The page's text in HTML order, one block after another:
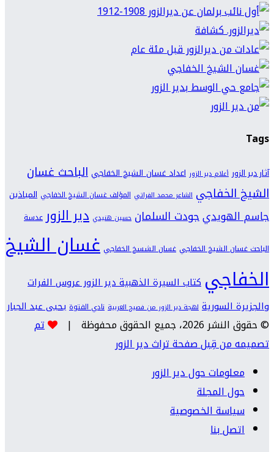
Tags
آثار دير الزور أعلام دير الزور اعداد غسان الشيخ الخفاجي الباحث غسان
الشيخ الخفاجي الشاعر محمد الفراتي المؤلف غسان الشيخ الخفاجي المياذين
جاسم الهويديجودت السلمان حسين هنيدي دير الزور عدسة
الباحث غسان الشيخ الخفاجي غسان الشسخ الخفاجي غسان الشيخ
الخفاجي كتاب السيرة الذهبية دير الزور عروس الفرات
والجزيرة السورية لهجة دير الزور من فصيح العربية نادي الفتوة يحيى عبد الجبار
© حقوق النشر 2026، جميع الحقوق محفوظة |
تم
تصميمه من قِبل صفحة تراث دير الزور
معلومات حول دير الزور
حول المجلة
سياسة الخصوصية
اتصل بنا